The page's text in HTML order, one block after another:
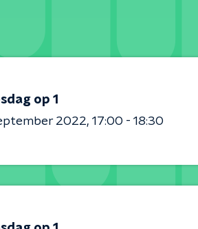
op 1
2022 17:00 - 18:30